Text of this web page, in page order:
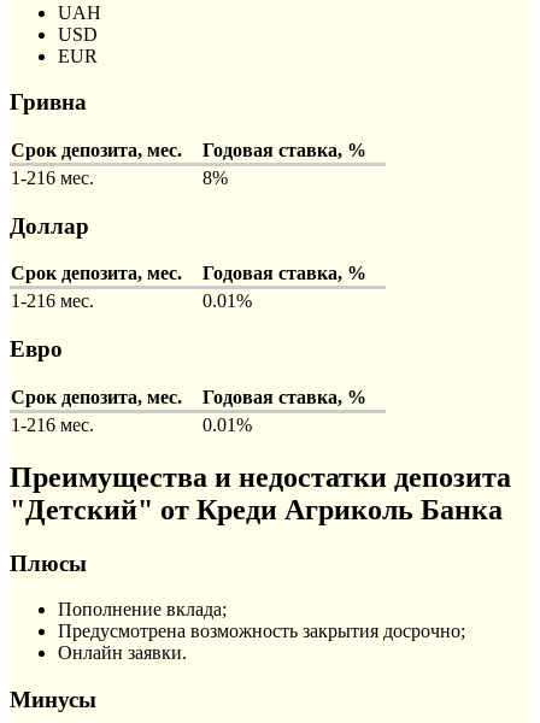
UAH
USD
EUR
Гривна
Срок депозита, мес.
Годовая ставка, %
1-216 мес.
8%
Доллар
Срок депозита, мес.
Годовая ставка, %
1-216 мес.
0.01%
Евро
Срок депозита, мес.
Годовая ставка, %
1-216 мес.
0.01%
Преимущества и недостатки депозита
"Детский" от Креди Агриколь Банка
Плюсы
Пополнение вклада;
Предусмотрена возможность закрытия досрочно;
Онлайн заявки.
Минусы